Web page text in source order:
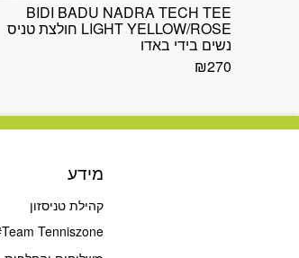
BIDI BADU NADRA TECH TEE
LIGHT YELLOW/ROSE חולצת טניס
נשים בידי באדו
₪270
מידע
קהילת טניסזון
Team Tenniszone#